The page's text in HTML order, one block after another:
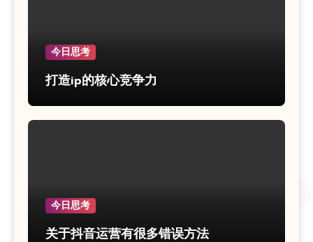
今日思考
打造ip的核心竞争力
今日思考
关于抖音运营有很多错误方法